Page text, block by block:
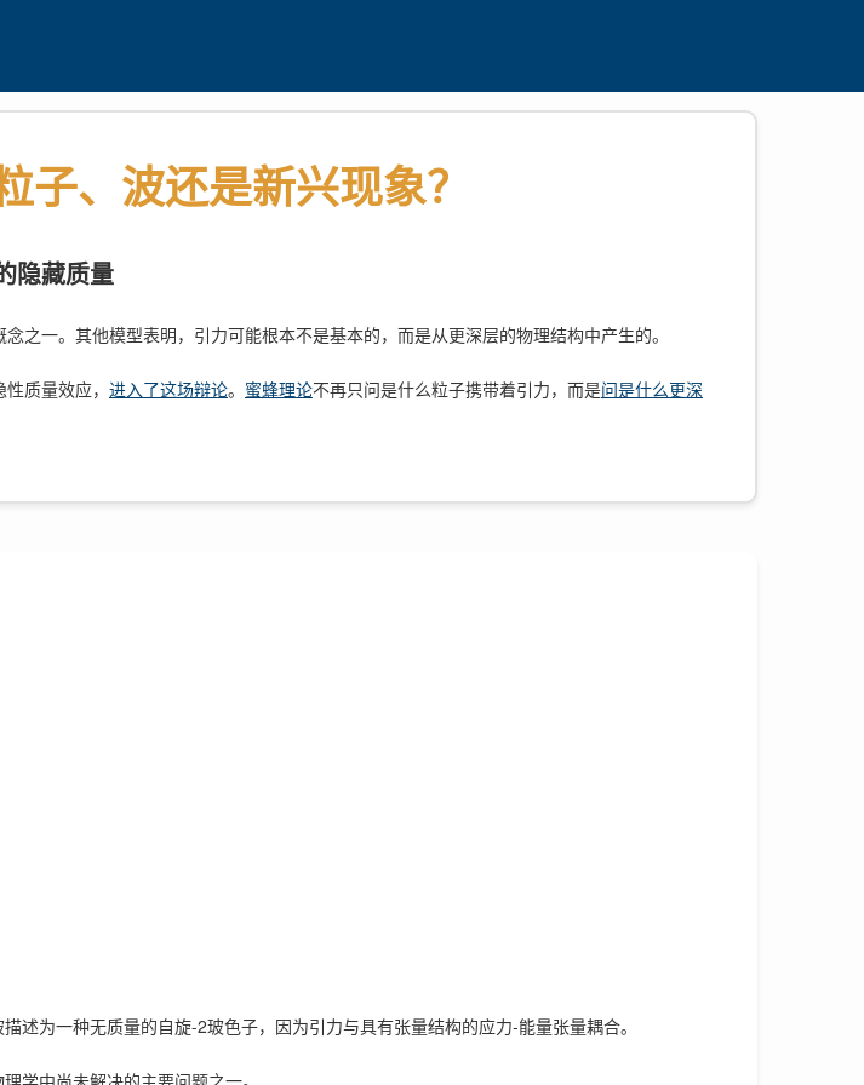
子、波还是新兴现象？
隐藏质量
一。其他模型表明，引力可能根本不是基本的，而是从更深层的物理结构中产生的。
质量效应， 进入了这场辩论。 蜜蜂理论不再只问是什么粒子携带着引力，而是问是什么更深
述为一种无质量的自旋-2玻色子，因为引力与具有张量结构的应力-能量张量耦合。
学中尚未解决的主要问题之一。